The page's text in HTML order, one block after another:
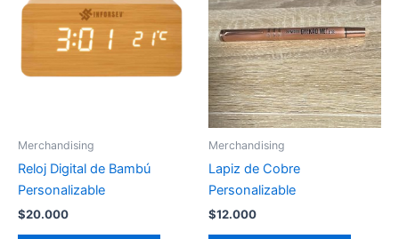
Merchandising
Reloj Digital de Bambú
Personalizable
$20.000
Merchandising
Lapiz de Cobre
Personalizable
$12.000